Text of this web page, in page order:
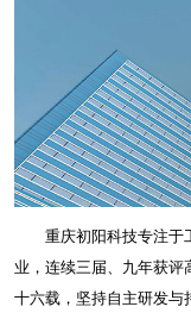
重庆初阳科技专注于
业，连续三届、九年获评
十六载，坚持自主研发与